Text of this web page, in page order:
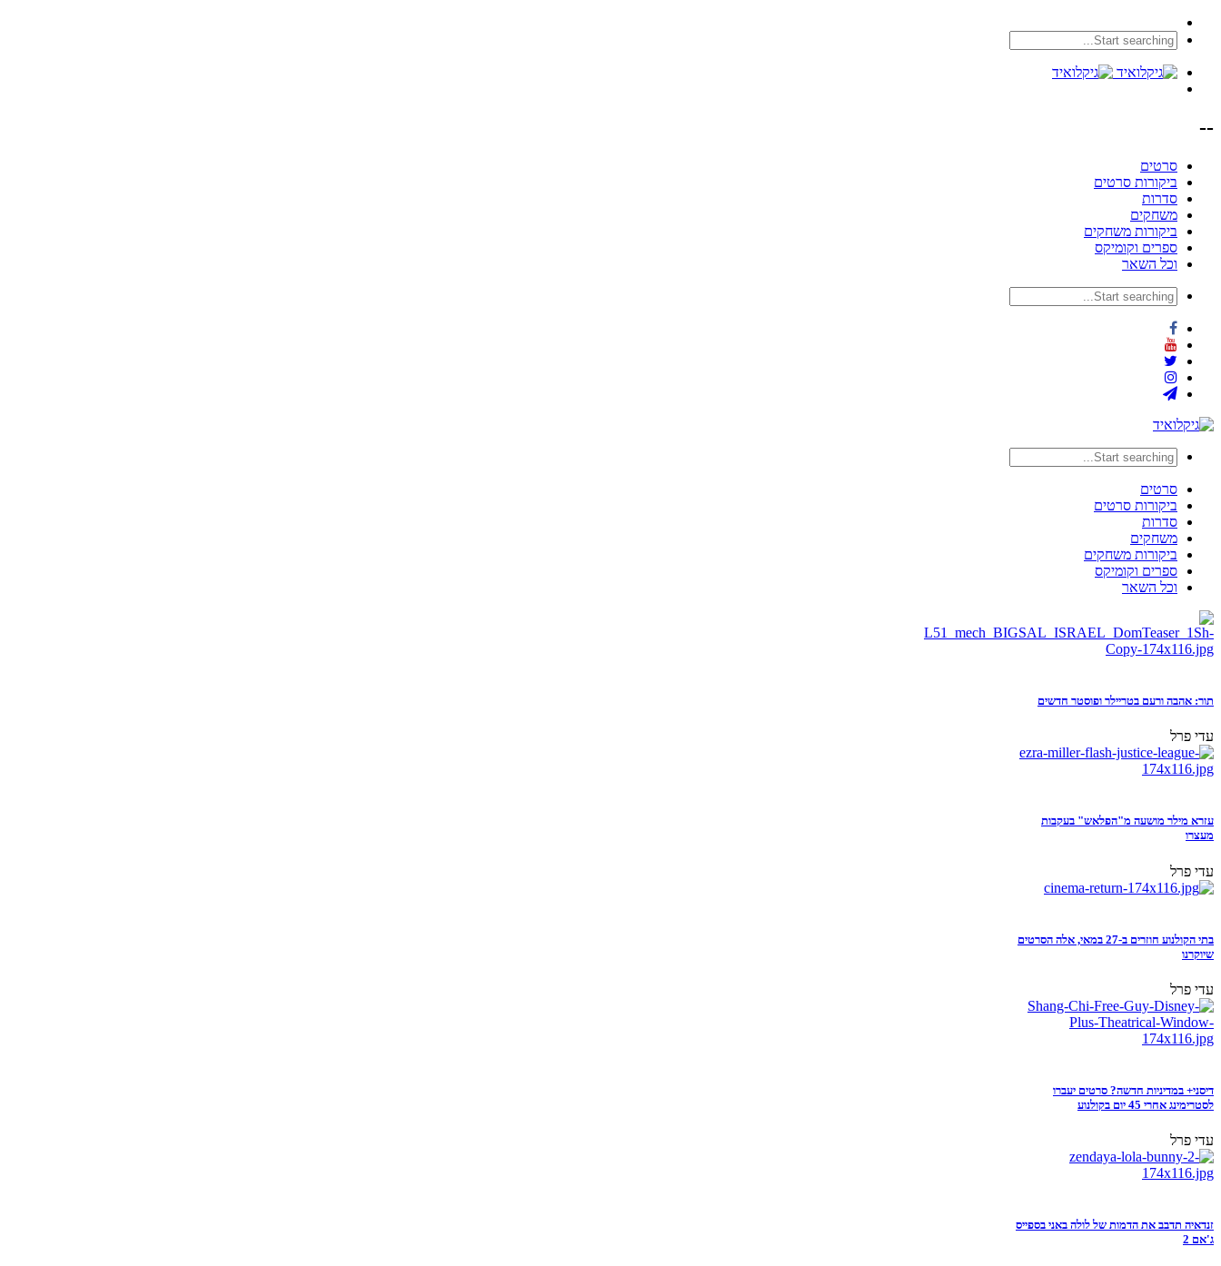
--
סרטים
ביקורות סרטים
סדרות
משחקים
ביקורות משחקים
ספרים וקומיקס
וכל השאר
סרטים
ביקורות סרטים
סדרות
משחקים
ביקורות משחקים
ספרים וקומיקס
וכל השאר
תור: אהבה ורעם בטריילר ופוסטר חדשים
עדי פרל
עזרא מילר מושעה מ"הפלאש" בעקבות
מעצרו
עדי פרל
בתי הקולנוע חוזרים ב-27 במאי, אלה הסרטים
שיוקרנו
עדי פרל
דיסני+ במדיניות חדשה? סרטים יעברו
לסטרימינג אחרי 45 יום בקולנוע
עדי פרל
זנדאיה תדבב את הדמות של לולה באני בספייס
ג'אם 2